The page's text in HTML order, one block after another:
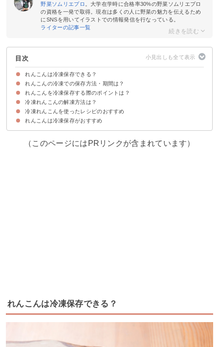
野菜ソムリエプロ
。大学在学時に合格率30%の野菜ソムリエプロ
の資格を一発で取得。現在は多くの人に野菜の魅力を伝えるため
にSNSを用いてイラストでの情報発信を行なっている。
ライターの記事一覧
目次
れんこんは冷凍保存できる？
れんこんの保存は冷凍がおすすめ
れんこんの冷凍での保存方法・期間は？
①生のれんこんをそのまま冷凍保存する方法
②れんこんを茹でてから冷凍保存する方法
③れんこんを電子レンジで加熱してから冷凍保存する方法
④すりおろしのれんこんを冷凍保存する方法
れんこんの冷凍での賞味期限・保存期間
れんこんを冷凍保存する際のポイントは？
ポイント①小分けして冷凍保存する
ポイント②空気に触れないようにする
ポイント③急速冷凍する
冷凍れんこんの解凍方法は？
①冷蔵で自然解凍する
②冷凍れんこんをそのまま加熱調理して使う
冷凍れんこんの料理の向き・不向きは？
冷凍れんこんを使ったレシピのおすすめ
①冷凍れんこんのきんぴら
②冷凍れんこんのはさみ焼き
③冷凍れんこんの天ぷら
④冷凍れんこんのつくね
⑤冷凍れんこんの煮物
れんこんは冷凍保存がおすすめ
（このページにはPRリンクが含まれています）
れんこんは冷凍保存できる？